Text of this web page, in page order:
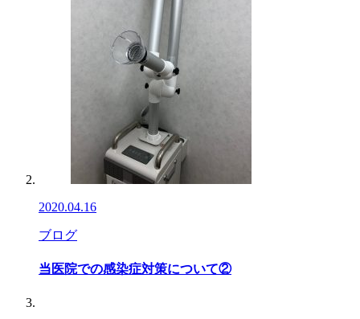
2020.04.16
ブログ
当医院での感染症対策について②